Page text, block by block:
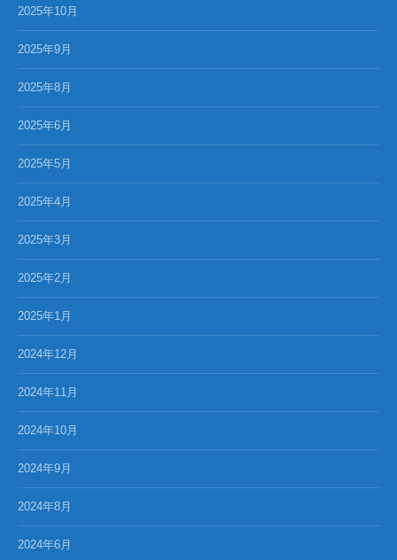
2025年10月
2025年9月
2025年8月
2025年6月
2025年5月
2025年4月
2025年3月
2025年2月
2025年1月
2024年12月
2024年11月
2024年10月
2024年9月
2024年8月
2024年6月